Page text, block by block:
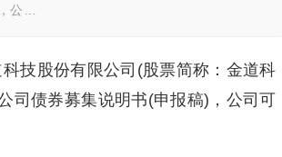
公…
技股份有限公司(股票简称：金道科
司债券募集说明书(申报稿)，公司可